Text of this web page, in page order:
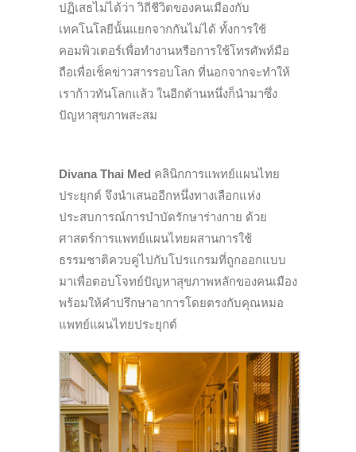
ปฏิเสธไม่ได้ว่า วิถีชีวิตของคนเมืองกับ
เทคโนโลยีน้้นแยกจากกันไม่ได้ ทั้งการใช้
คอมพิวเตอร์เพื่อทำงานหรือการใช้โทรศัพท์มือ
ถือเพื่อเช็คข่าวสารรอบโลก ที่นอกจากจะทำให้
เราก้าวทันโลกแล้ว ในอีกด้านหนึ่งก็นำมาซึ่ง
ปัญหาสุขภาพสะสม
Divana Thai Med คลินิกการแพทย์แผนไทย
ประยุกต์ จึงนำเสนออีกหนึ่งทางเลือกแห่ง
ประสบการณ์การบำบัดรักษาร่างกาย ด้วย
ศาสตร์การแพทย์แผนไทยผสานการใช้
ธรรมชาติควบคู่ไปกับโปรแกรมที่ถูกออกแบบ
มาเพื่อตอบโจทย์ปัญหาสุขภาพหลักของคนเมือง
พร้อมให้คำปรึกษาอาการโดยตรงกับคุณหมอ
แพทย์แผนไทยประยุกต์